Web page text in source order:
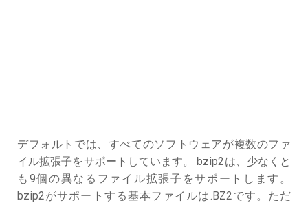
デフォルトでは、すべてのソフトウェアが複数のファ
イル拡張子をサポートしています。 bzip2は、少なくと
も9個の異なるファイル拡張子をサポートします。
bzip2がサポートする基本ファイルは.BZ2です。ただ